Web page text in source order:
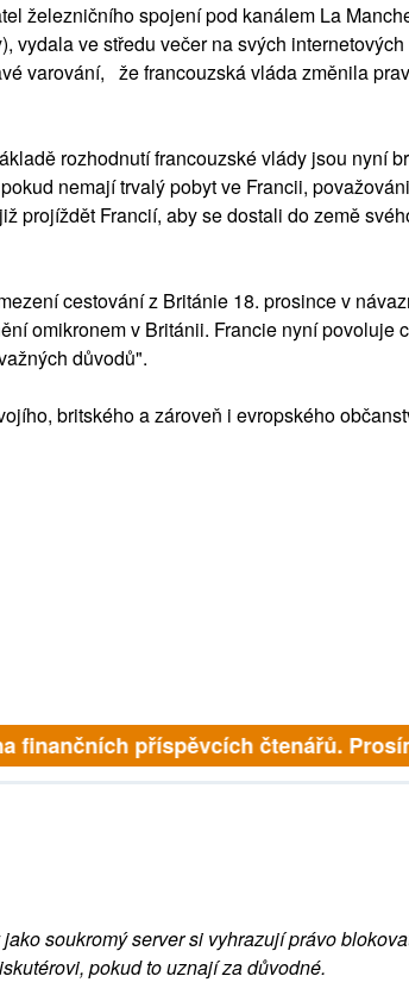
železničního spojení pod kanálem La
vydala ve středu večer na svých internetových
varování, že francouzská vláda změnila
rozhodnutí francouzské vlády jsou nyní
nemají trvalý pobyt ve Francii,
projíždět Francií, aby se dostali do země
cestování z Británie 18. prosince v
omikronem v Británii. Francie nyní povoluje
důvodů".
britského a zároveň i evropského
finančních příspěvcích čtenářů.
soukromý server si vyhrazují právo
pokud to uznají za důvodné.